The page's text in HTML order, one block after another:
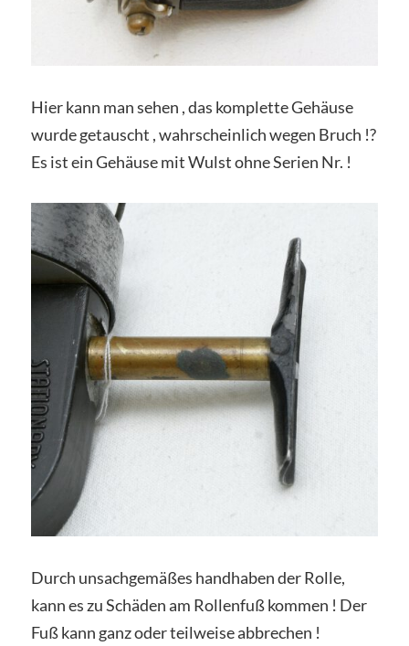
Hier kann man sehen , das komplette Gehäuse
wurde getauscht , wahrscheinlich wegen Bruch !?
Es ist ein Gehäuse mit Wulst ohne Serien Nr. !
Durch unsachgemäßes handhaben der Rolle,
kann es zu Schäden am Rollenfuß kommen ! Der
Fuß kann ganz oder teilweise abbrechen !